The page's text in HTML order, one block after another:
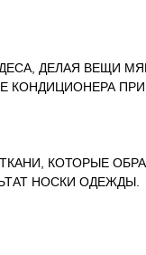
ДЕЛАЯ ВЕЩИ
КОНДИЦИОНЕРА
КОТОРЫЕ
НОСКИ ОДЕЖДЫ.